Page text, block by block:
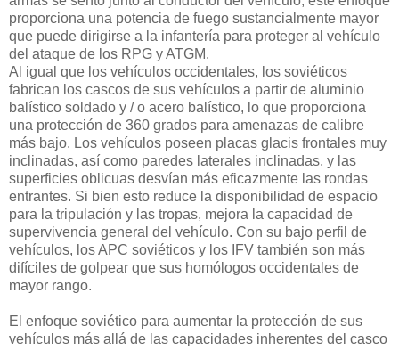
proporciona una potencia de fuego sustancialmente mayor
que puede dirigirse a la infantería para proteger al vehículo
del ataque de los RPG y ATGM.
Al igual que los vehículos occidentales, los soviéticos
fabrican los cascos de sus vehículos a partir de aluminio
balístico soldado y / o acero balístico, lo que proporciona
una protección de 360 ​​grados para amenazas de calibre
más bajo. Los vehículos poseen placas glacis frontales muy
inclinadas, así como paredes laterales inclinadas, y las
superficies oblicuas desvían más eficazmente las rondas
entrantes. Si bien esto reduce la disponibilidad de espacio
para la tripulación y las tropas, mejora la capacidad de
supervivencia general del vehículo. Con su bajo perfil de
vehículos, los APC soviéticos y los IFV también son más
difíciles de golpear que sus homólogos occidentales de
mayor rango.
El enfoque soviético para aumentar la protección de sus
vehículos más allá de las capacidades inherentes del casco